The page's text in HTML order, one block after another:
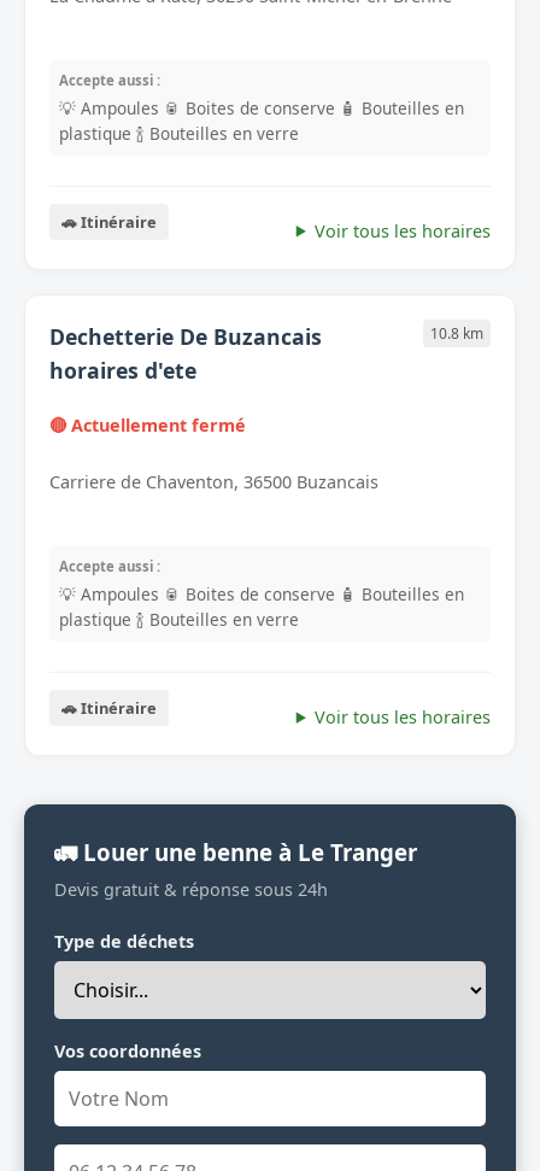
Accepte aussi :
💡 Ampoules 🥫 Boites de conserve 🧴 Bouteilles en
plastique 🍾 Bouteilles en verre
🚗 Itinéraire Voir tous les horaires
Dechetterie De Buzancais
horaires d'ete
10.8 km
🔴 Actuellement fermé
Carriere de Chaventon, 36500 Buzancais
Accepte aussi :
💡 Ampoules 🥫 Boites de conserve 🧴 Bouteilles en
plastique 🍾 Bouteilles en verre
🚗 Itinéraire Voir tous les horaires
🚛 Louer une benne à Le Tranger
Devis gratuit & réponse sous 24h
Type de déchets
Vos coordonnées